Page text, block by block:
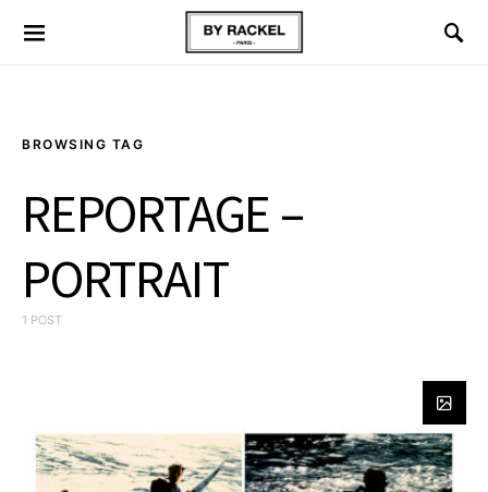
BROWSING TAG
REPORTAGE –
PORTRAIT
1 POST